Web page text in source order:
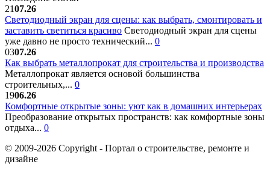
2107.26
Светодиодный экран для сцены: как выбрать, смонтировать и
заставить светиться красиво Светодиодный экран для сцены
уже давно не просто технический... 0
0307.26
Как выбрать металлопрокат для строительства и производства
Металлопрокат является основой большинства
строительных,... 0
1906.26
Комфортные открытые зоны: уют как в домашних интерьерах
Преобразование открытых пространств: как комфортные зоны
отдыха... 0
© 2009-2026 Copyright - Портал о строительстве, ремонте и
дизайне